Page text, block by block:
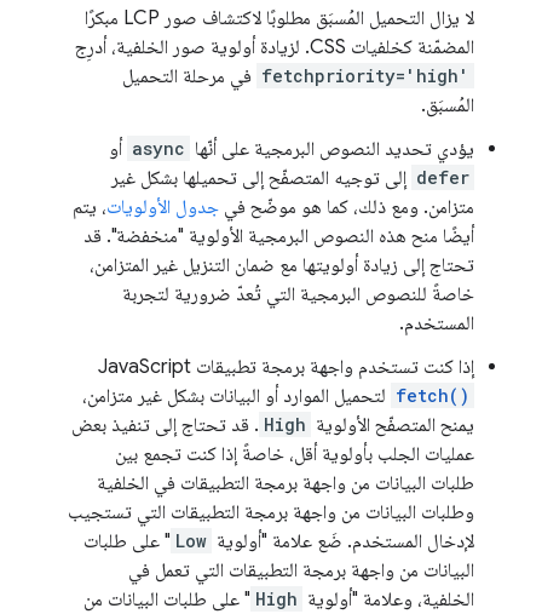
لا يزال التحميل المُسبَق مطلوبًا لاكتشاف صور LCP مبكرًا
المضمّنة كخلفيات CSS. لزيادة أولوية صور الخلفية، أدرِج
fetchpriority='high' في مرحلة التحميل
المُسبَق.
يؤدي تحديد النصوص البرمجية على أنّها async أو
defer إلى توجيه المتصفّح إلى تحميلها بشكل غير
متزامن. ومع ذلك، كما هو موضّح في جدول الأولويات، يتم
أيضًا منح هذه النصوص البرمجية الأولوية "منخفضة". قد
تحتاج إلى زيادة أولويتها مع ضمان التنزيل غير المتزامن،
خاصةً للنصوص البرمجية التي تُعدّ ضرورية لتجربة
المستخدم.
إذا كنت تستخدم واجهة برمجة تطبيقات JavaScript
fetch() لتحميل الموارد أو البيانات بشكل غير متزامن،
يمنح المتصفّح الأولوية High . قد تحتاج إلى تنفيذ بعض
عمليات الجلب بأولوية أقل، خاصةً إذا كنت تجمع بين
طلبات البيانات من واجهة برمجة التطبيقات في الخلفية
وطلبات البيانات من واجهة برمجة التطبيقات التي تستجيب
لإدخال المستخدم. ضَع علامة "أولوية Low " على طلبات
البيانات من واجهة برمجة التطبيقات التي تعمل في
الخلفية، وعلامة "أولوية High " على طلبات البيانات من